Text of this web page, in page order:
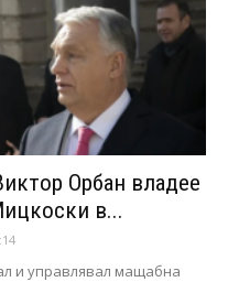
Орбан владее
в...
и управлявал мащабна